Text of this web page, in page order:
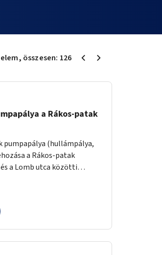
elem, összesen: 126
a Rákos-patak
pumpapálya (hullámpálya,
a Rákos-patak
a Lomb utca közötti